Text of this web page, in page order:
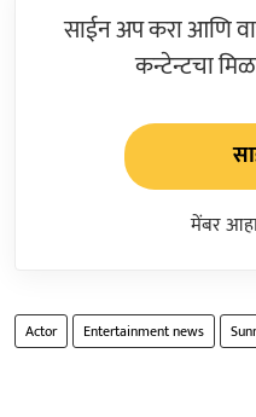
साईन अप करा आणि
कन्टेन्टचा
मेंबर
Actor Entertainment news